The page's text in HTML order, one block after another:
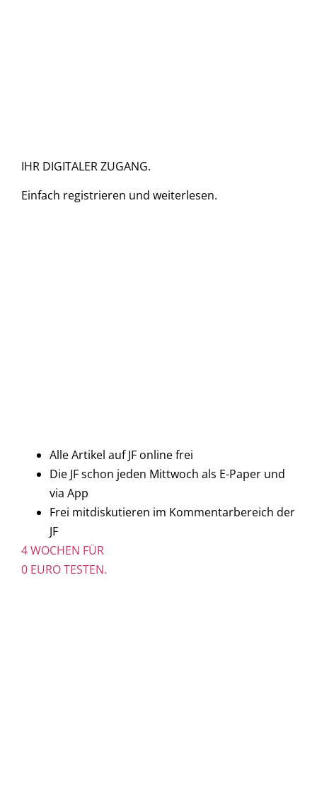
IHR DIGITALER ZUGANG.
Einfach registrieren und weiterlesen.
Alle Artikel auf JF online frei
Die JF schon jeden Mittwoch als E-Paper und
via App
Frei mitdiskutieren im Kommentarbereich der
JF
4 WOCHEN FÜR
0 EURO TESTEN.